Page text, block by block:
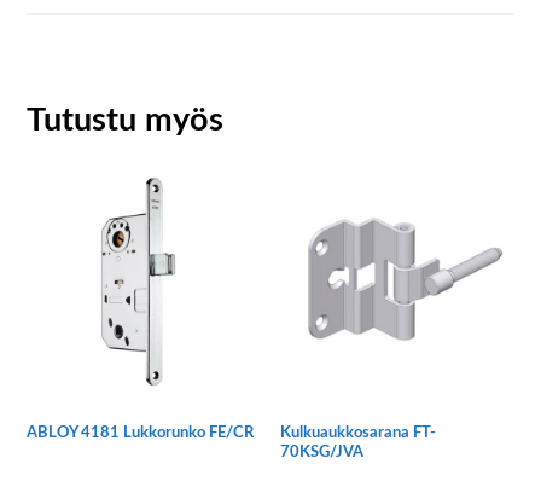
Tutustu myös
ABLOY 4181 Lukkorunko FE/CR
Kulkuaukkosarana FT-
70KSG/JVA